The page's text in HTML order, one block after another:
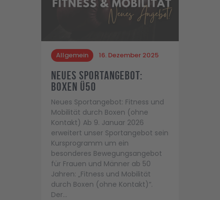
Allgemein 16. Dezember 2025
Neues Sportangebot:
Boxen Ü50
Neues Sportangebot: Fitness und
Mobilität durch Boxen (ohne
Kontakt) Ab 9. Januar 2026
erweitert unser Sportangebot sein
Kursprogramm um ein
besonderes Bewegungsangebot
für Frauen und Männer ab 50
Jahren: „Fitness und Mobilität
durch Boxen (ohne Kontakt)“.
Der…